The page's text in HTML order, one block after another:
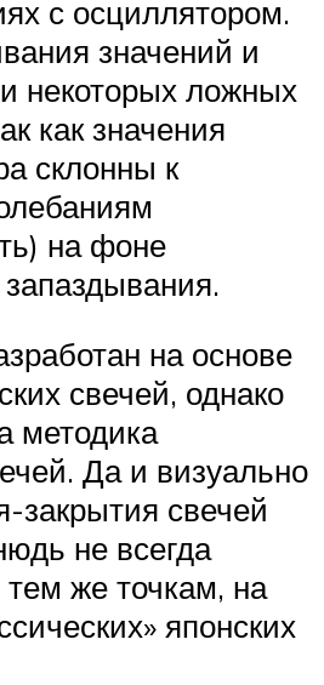
с осциллятором.
значений и
некоторых ложных
как значения
склонны к
на фоне
запаздывания.
на основе
свечей, однако
методика
Да и визуально
закрытия свечей
не всегда
тем же точкам, на
японских